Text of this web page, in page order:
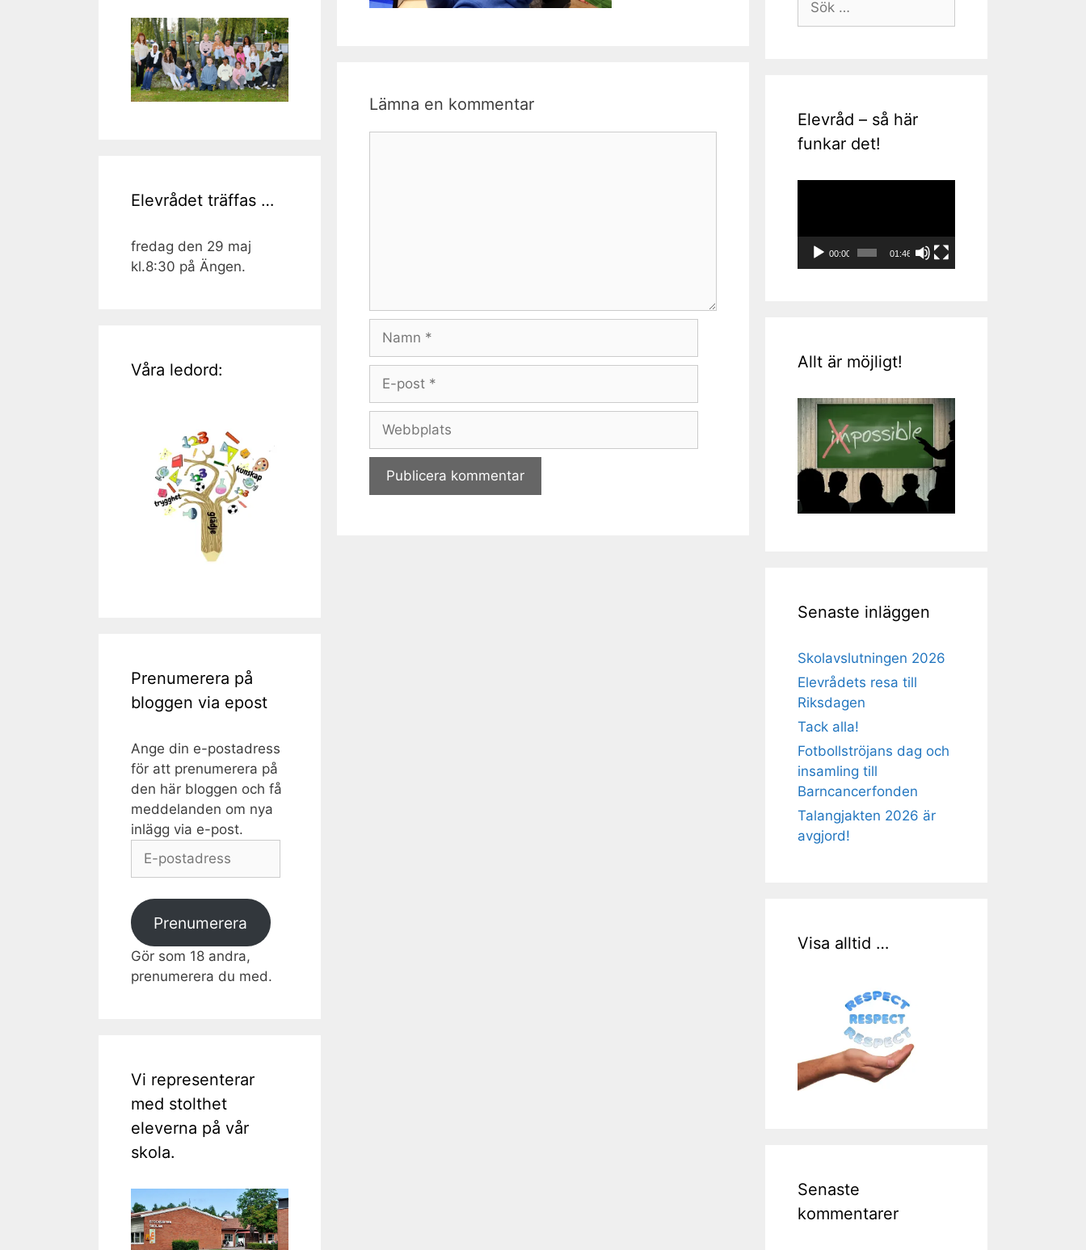
Lämna en kommentar
Namn
Webbplats
Elevrådet träffas …
fredag den 29 maj
kl.8:30 på Ängen.
Våra ledord:
Prenumerera på
bloggen via epost
Ange din e-postadress
för att prenumerera på
den här bloggen och få
meddelanden om nya
inlägg via e-post.
postadress
Prenumerera
Gör som 18 andra,
prenumerera du med.
Vi representerar
med stolthet
eleverna på vår
skola.
efter:
Elevråd – så här
funkar det!
00:00 01:46
Allt är möjligt!
Senaste inläggen
Skolavslutningen 2026
Elevrådets resa till
Riksdagen
Tack alla!
Fotbollströjans dag och
insamling till
Barncancerfonden
Talangjakten 2026 är
avgjord!
Visa alltid …
Senaste
kommentarer